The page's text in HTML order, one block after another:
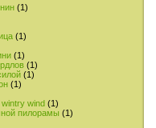
(1)
(1)
(1)
(1)
(1)
(1)
wind (1)
пилорамы (1)